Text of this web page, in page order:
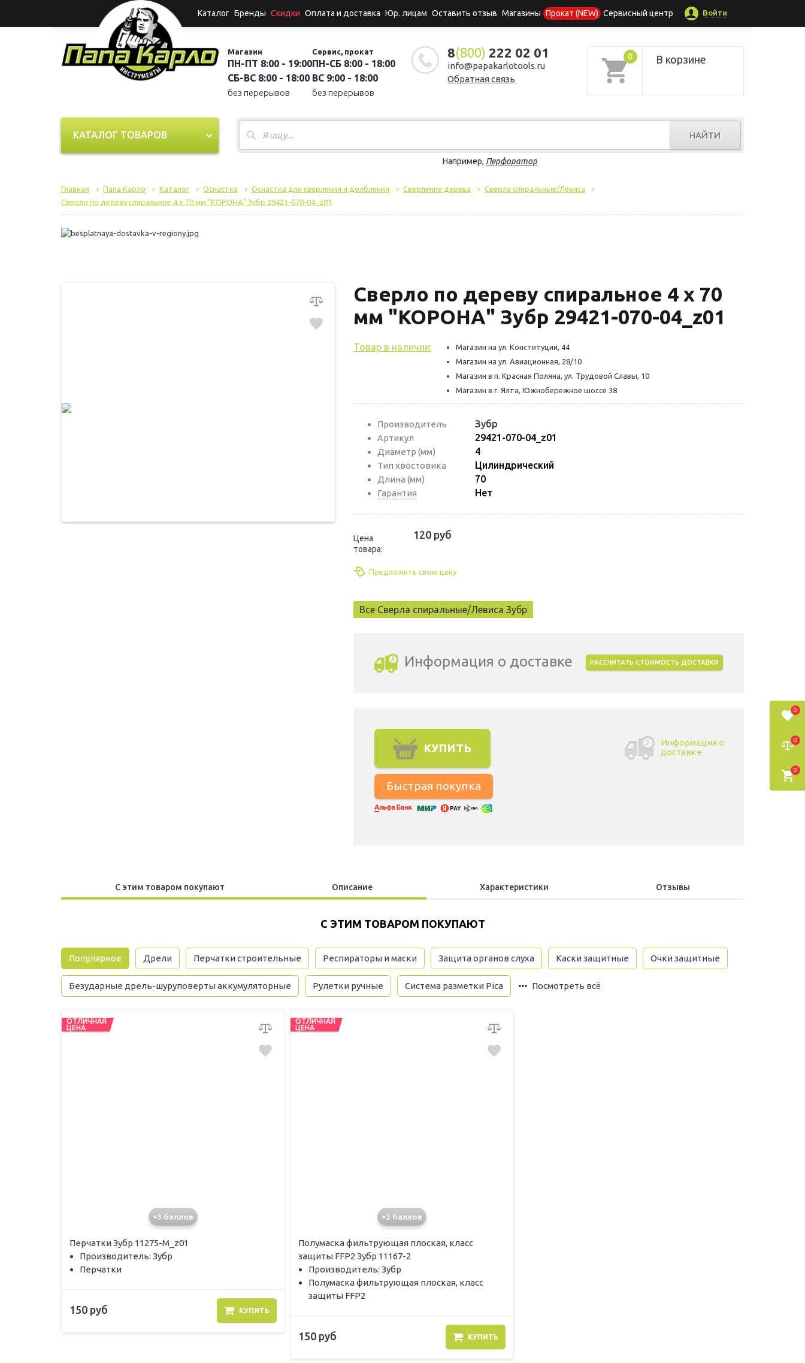
Каталог Бренды Скидки Оплата и доставка Юр. лицам Оставить отзыв Магазины Прокат (NEW) Сервисный центр Войти
Магазин
ПН-ПТ 8:00 - 19:00
СБ-ВС 8:00 - 18:00
без перерывов
Сервис, прокат
ПН-СБ 8:00 - 18:00
ВС 9:00 - 18:00
без перерывов
8(800) 222 02 01
info@papakarlotools.ru
Обратная связь
0 В корзине
НАЙТИ
Например, Перфоратор
КАТАЛОГ ТОВАРОВ
Главная Папа Карло Каталог Оснастка Оснастка для сверления и долбления Сверление дерева
Сверла спиральные/Левиса
Сверло по дереву спиральное 4 х 70 мм "КОРОНА" Зубр 29421-070-04_z01
Сверло по дереву спиральное 4 х 70
мм "КОРОНА" Зубр 29421-070-04_z01
Товар в наличии:
Магазин на ул. Конституции, 44
Магазин на ул. Авиационная, 28/10
Магазин в п. Красная Поляна, ул. Трудовой Славы, 10
Магазин в г. Ялта, Южнобережное шоссе 38
Производитель Зубр
Артикул 29421-070-04_z01
Диаметр (мм) 4
Тип хвостовика Цилиндрический
Длина (мм) 70
Гарантия Нет
Цена
товара:
120 руб
Предложить свою цену
Все Сверла спиральные/Левиса Зубр
Информация о доставке РАССЧИТАТЬ СТОИМОСТЬ ДОСТАВКИ
КУПИТЬ
Информация о
доставке
С этим товаром покупают Описание Характеристики Отзывы
С ЭТИМ ТОВАРОМ ПОКУПАЮТ
Популярное Дрели Перчатки строительные Респираторы и маски Защита органов слуха Каски защитные Очки защитные
Безударные дрель-шуруповерты аккумуляторные Рулетки ручные Система разметки Pica Посмотреть всё
ОТЛИЧНАЯ
ЦЕНА
+3 баллов
Перчатки Зубр 11275-M_z01
Производитель: Зубр
Перчатки
150 руб КУПИТЬ
ОТЛИЧНАЯ
ЦЕНА
+3 баллов
Полумаска фильтрующая плоская, класс
защиты FFP2 Зубр 11167-2
Производитель: Зубр
Полумаска фильтрующая плоская, класс
защиты FFP2
150 руб КУПИТЬ
0
0
0